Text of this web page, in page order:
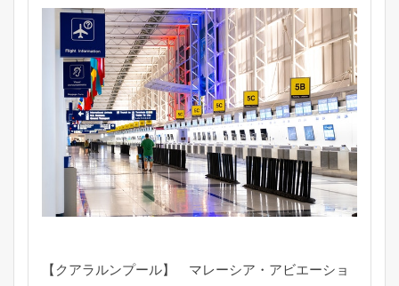
【クアラルンプール】 マレーシア・アビエーショ